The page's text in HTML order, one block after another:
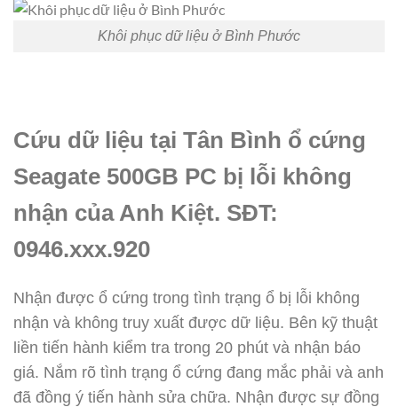
Khôi phục dữ liệu ở Bình Phước
Cứu dữ liệu tại Tân Bình ổ cứng
Seagate 500GB PC bị lỗi không
nhận của Anh Kiệt. SĐT:
0946.xxx.920
Nhận được ổ cứng trong tình trạng ổ bị lỗi không
nhận và không truy xuất được dữ liệu. Bên kỹ thuật
liền tiến hành kiểm tra trong 20 phút và nhận báo
giá. Nắm rõ tình trạng ổ cứng đang mắc phải và anh
đã đồng ý tiến hành sửa chữa. Nhận được sự đồng